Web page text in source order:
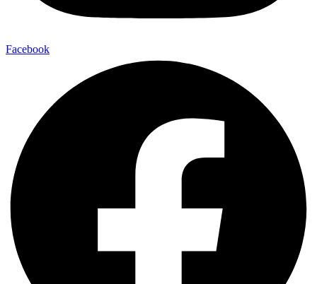
Facebook